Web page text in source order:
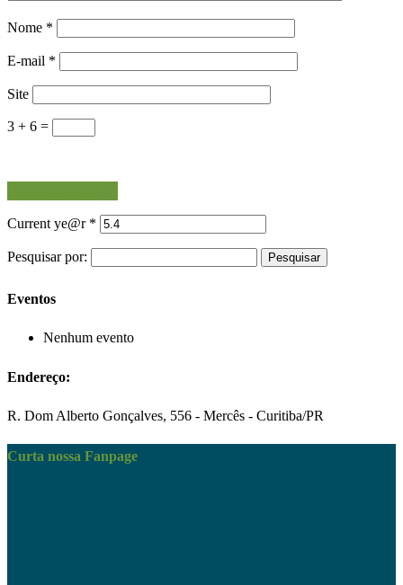
Nome *
E-mail *
Site
3 + 6 =
Current ye@r *
Pesquisar por:
Eventos
Nenhum evento
Endereço:
R. Dom Alberto Gonçalves, 556 - Mercês - Curitiba/PR
Curta nossa Fanpage